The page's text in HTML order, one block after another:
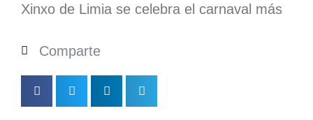
Xinxo de Limia se celebra el carnaval más
Comparte